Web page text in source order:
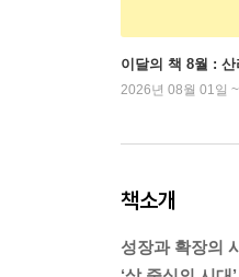
이달의 책 8월 : 산
2026년 08월 01일
책소개
성장과 확장의